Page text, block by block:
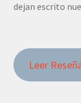
dejan escrito
Leer